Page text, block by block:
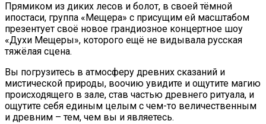
Прямиком из диких лесов и болот, в своей тёмной
ипостаси, группа «Мещера» с присущим ей масштабом
презентует своё новое грандиозное концертное шоу
«Духи Мещеры», которого ещё не видывала русская
тяжёлая сцена.
Вы погрузитесь в атмосферу древних сказаний и
мистической природы, воочию увидите и ощутите магию
происходящего в зале, став частью древнего ритуала, и
ощутите себя единым целым с чем-то величественным
и древним – тем, чем вы и являетесь.